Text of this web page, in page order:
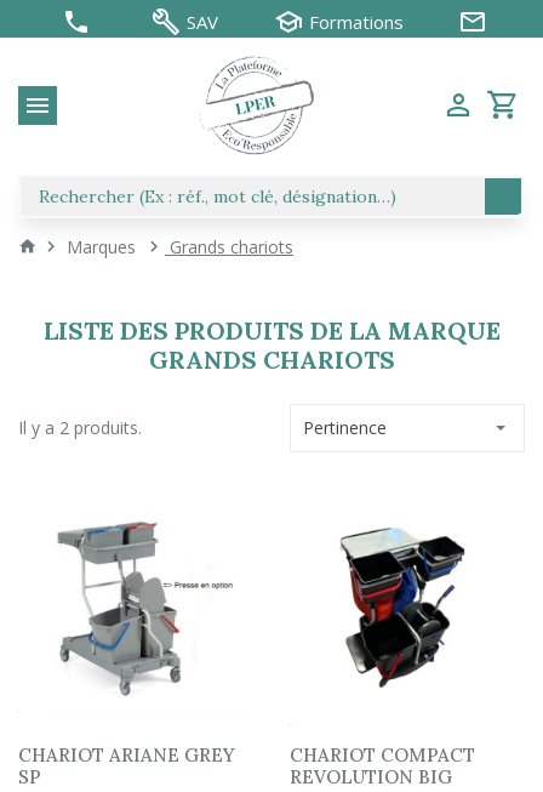
SAV Formations
Marques Grands chariots
LISTE DES PRODUITS DE LA MARQUE
GRANDS CHARIOTS
Il y a 2 produits. Pertinence
CHARIOT ARIANE GREY
SP
CHARIOT COMPACT
REVOLUTION BIG